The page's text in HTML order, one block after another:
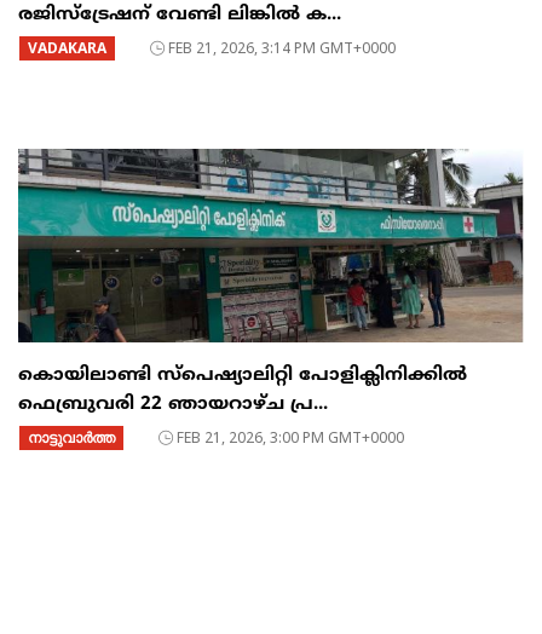
രജിസ്ട്രേഷന് വേണ്ടി ലിങ്കിൽ ക...
VADAKARA FEB 21, 2026, 3:14 PM GMT+0000
കൊയിലാണ്ടി സ്പെഷ്യാലിറ്റി പോളിക്ലിനിക്കിൽ
ഫെബ്രുവരി 22 ഞായറാഴ്ച പ്ര...
നാട്ടുവാര്‍ത്ത FEB 21, 2026, 3:00 PM GMT+0000